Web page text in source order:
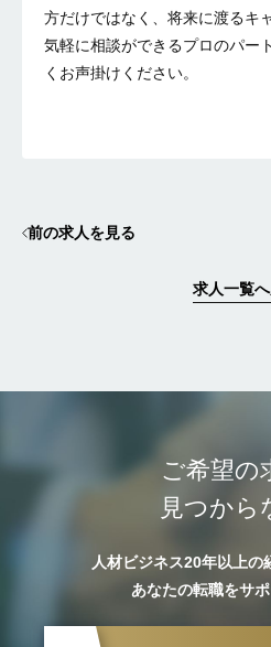
方だけではなく、将来に渡るキ
気軽に相談ができるプロのパー
くお声掛けください。
前の求人を見る
求人一覧
ご希望の
見つから
人材ビジネス20年以上の
あなたの転職をサポ